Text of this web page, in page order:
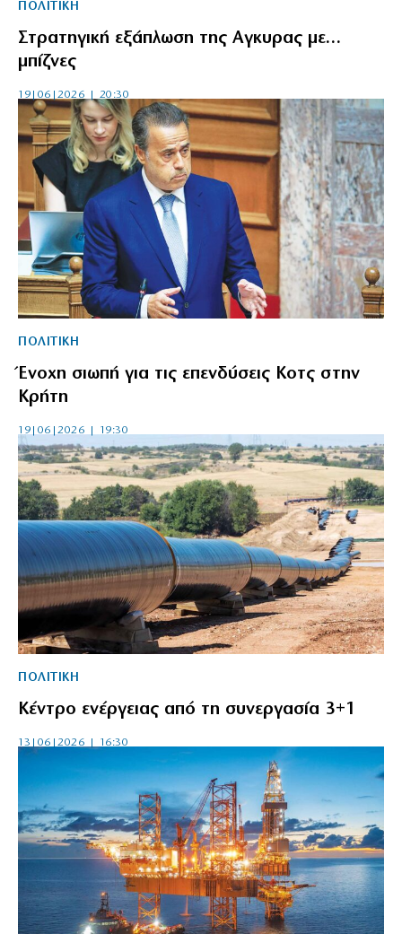
ΠΟΛΙΤΙΚΗ
Στρατηγική εξάπλωση της Αγκυρας με…
μπίζνες
19|06|2026 | 20:30
ΠΟΛΙΤΙΚΗ
Ένοχη σιωπή για τις επενδύσεις Κοτς στην
Κρήτη
19|06|2026 | 19:30
ΠΟΛΙΤΙΚΗ
Κέντρο ενέργειας από τη συνεργασία 3+1
13|06|2026 | 16:30